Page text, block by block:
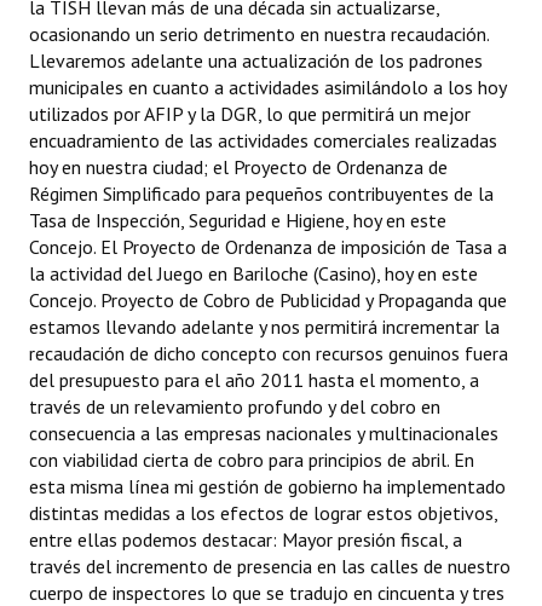
la TISH llevan más de una década sin actualizarse,
ocasionando un serio detrimento en nuestra recaudación.
Llevaremos adelante una actualización de los padrones
municipales en cuanto a actividades asimilándolo a los hoy
utilizados por AFIP y la DGR, lo que permitirá un mejor
encuadramiento de las actividades comerciales realizadas
hoy en nuestra ciudad; el Proyecto de Ordenanza de
Régimen Simplificado para pequeños contribuyentes de la
Tasa de Inspección, Seguridad e Higiene, hoy en este
Concejo. El Proyecto de Ordenanza de imposición de Tasa a
la actividad del Juego en Bariloche (Casino), hoy en este
Concejo. Proyecto de Cobro de Publicidad y Propaganda que
estamos llevando adelante y nos permitirá incrementar la
recaudación de dicho concepto con recursos genuinos fuera
del presupuesto para el año 2011 hasta el momento, a
través de un relevamiento profundo y del cobro en
consecuencia a las empresas nacionales y multinacionales
con viabilidad cierta de cobro para principios de abril. En
esta misma línea mi gestión de gobierno ha implementado
distintas medidas a los efectos de lograr estos objetivos,
entre ellas podemos destacar: Mayor presión fiscal, a
través del incremento de presencia en las calles de nuestro
cuerpo de inspectores lo que se tradujo en cincuenta y tres